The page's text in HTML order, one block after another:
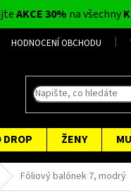
AKCE 30% na všechny
HODNOCENÍ OBCHODU
ŽENY
Fóliový balónek 7, modrý